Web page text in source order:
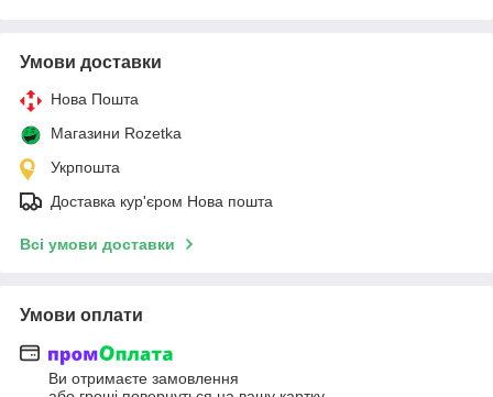
Умови доставки
Нова Пошта
Магазини Rozetka
Укрпошта
Доставка кур'єром Нова пошта
Всі умови доставки
Умови оплати
Ви отримаєте замовлення